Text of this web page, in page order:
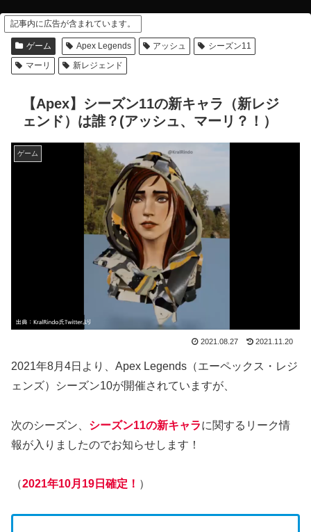
記事内に広告が含まれています。
ゲーム Apex Legends アッシュ
シーズン11
マーリ
新レジェンド
【Apex】シーズン11の新キャラ（新レジ
ェンド）は誰？(アッシュ、マーリ？！）
ゲーム
2021.08.27 2021.11.20
2021年8月4日より、Apex Legends（エーペックス・レジ
ェンズ）シーズン10が開催されていますが、
次のシーズン、 シーズン11の新キャラに関するリーク情
報が入りましたのでお知らせします！
（2021年10月19日確定！ ）